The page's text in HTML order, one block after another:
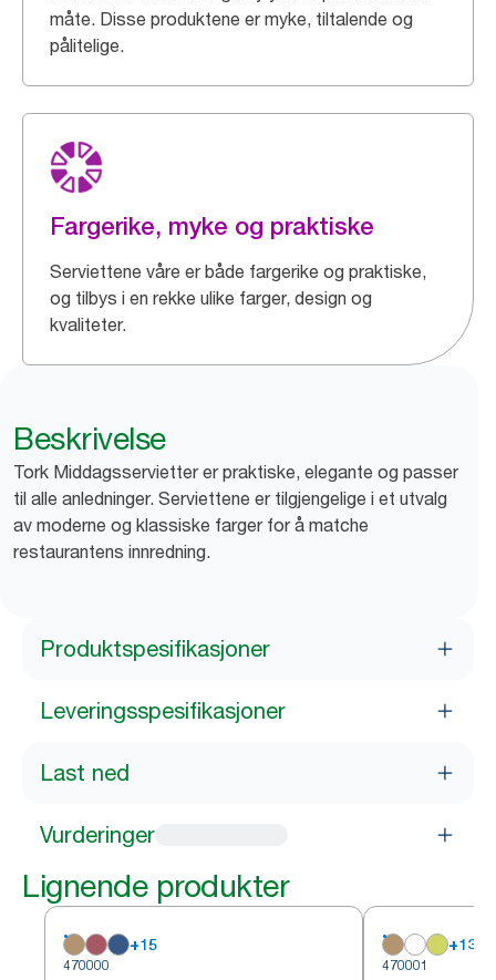
måte. Disse produktene er myke, tiltalende og
pålitelige.
Fargerike, myke og praktiske
Serviettene våre er både fargerike og praktiske,
og tilbys i en rekke ulike farger, design og
kvaliteter.
Beskrivelse
Tork Middagsservietter er praktiske, elegante og passer
til alle anledninger. Serviettene er tilgjengelige i et utvalg
av moderne og klassiske farger for å matche
restaurantens innredning.
Produktspesifikasjoner
Leveringsspesifikasjoner
Last ned
Vurderinger
Lignende produkter
+15
470000
+13
470001